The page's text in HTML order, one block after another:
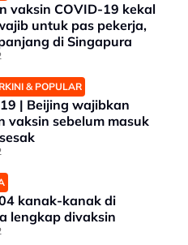
vaksin COVID-19 kekal
untuk pas pekerja,
di Singapura
& POPULAR
| Beijing wajibkan
vaksin sebelum masuk
kanak-kanak di
lengkap divaksin